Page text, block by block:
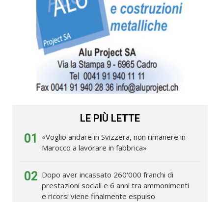
LE PIÙ LETTE
01
«Voglio andare in Svizzera, non rimanere in
Marocco a lavorare in fabbrica»
02 Dopo aver incassato 260'000 franchi di
prestazioni sociali e 6 anni tra ammonimenti
e ricorsi viene finalmente espulso